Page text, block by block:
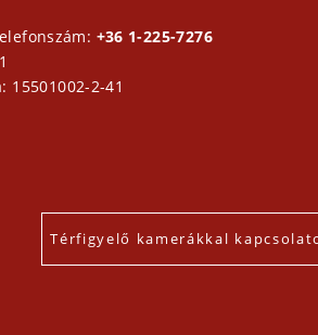
+36 1-225-7276
15501002-2-41
Térfigyelő kamerákkal